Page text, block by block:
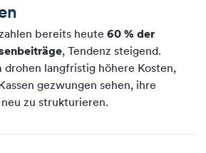
bereits heute 60 % der
, Tendenz steigend.
drohen langfristig höhere Kosten,
gezwungen sehen, ihre
zu strukturieren.